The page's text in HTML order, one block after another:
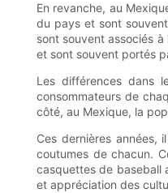
En revanche, au
du pays et sont
sont souvent associés
et sont souvent portés
Les différences dans
consommateurs de
côté, au Mexique, la
Ces dernières
coutumes de chacun.
casquettes de baseball
et appréciation des